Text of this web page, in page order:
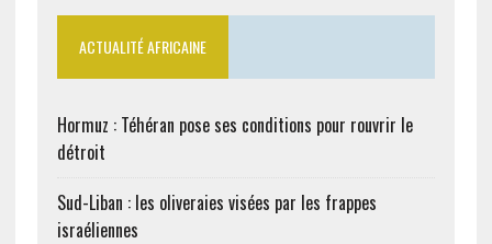
tenue mardi 4 août 2020,
au Palais de la Présidence
de la République A
l’ouverture des travaux,
ACTUALITÉ AFRICAINE
Hormuz : Téhéran pose ses conditions pour rouvrir le
détroit
Sud-Liban : les oliveraies visées par les frappes
israéliennes